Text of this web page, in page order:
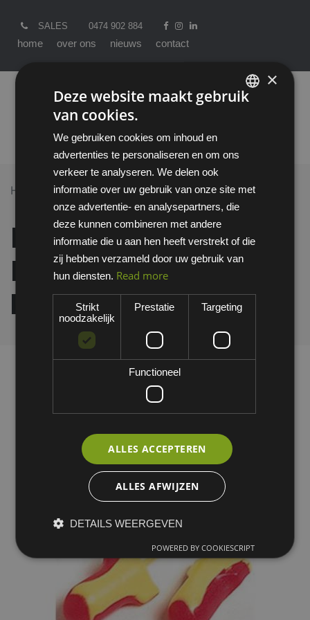
SALES 0474 902 884
home over ons nieuws contact
Home >All Products
Howard Leight Laser Lite oordop met koordje
Howard Leight Laser
Lite oordop met
koordje
×
Deze website maakt gebruik
van cookies.
We gebruiken cookies om inhoud en
advertenties te personaliseren en om ons
verkeer te analyseren. We delen ook
informatie over uw gebruik van onze site met
onze advertentie- en analysepartners, die
deze kunnen combineren met andere
informatie die u aan hen heeft verstrekt of die
zij hebben verzameld door uw gebruik van
hun diensten. Read more
Strikt
noodzakelijk
Prestatie Targeting
Functioneel
ALLES ACCEPTEREN
ALLES AFWIJZEN
DETAILS WEERGEVEN
POWERED BY COOKIESCRIPT